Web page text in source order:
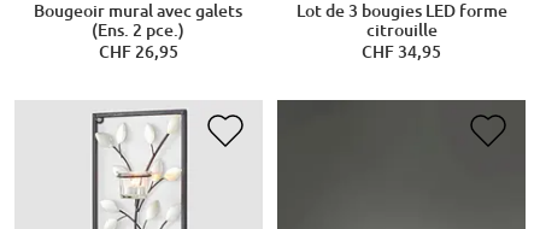
Bougeoir mural avec galets
(Ens. 2 pce.)
CHF 26,95
Lot de 3 bougies LED forme
citrouille
CHF 34,95